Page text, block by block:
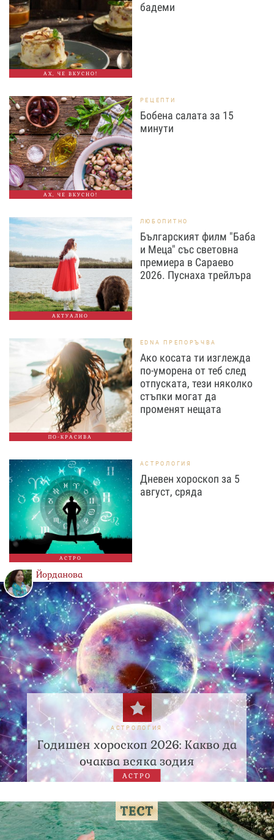
АХ, ЧЕ ВКУСНО!
бадеми
АХ, ЧЕ ВКУСНО!
РЕЦЕПТИ
Бобена салата за 15
минути
АКТУАЛНО
ЛЮБОПИТНО
Българският филм "Баба
и Меца" със световна
премиера в Сараево
2026. Пуснаха трейлъра
ПО-КРАСИВА
EDNA ПРЕПОРЪЧВА
Ако косата ти изглежда
по-уморена от теб след
отпуската, тези няколко
стъпки могат да
променят нещата
АСТРО
АСТРОЛОГИЯ
Дневен хороскоп за 5
август, сряда
Йорданова
АСТРОЛОГИЯ
Годишен хороскоп 2026: Какво да
очаква всяка зодия
АСТРО